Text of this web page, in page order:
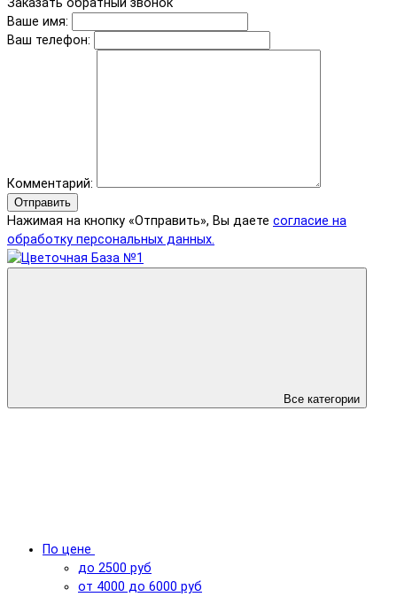
Заказать обратный звонок
Ваше имя:
Ваш телефон:
Комментарий:
Отправить
Нажимая на кнопку «Отправить», Вы даете согласие на
обработку персональных данных.
Все категории
По цене
до 2500 руб
от 4000 до 6000 руб